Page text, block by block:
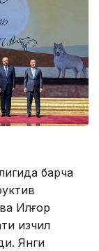
барча
Илғор
изчил
Янги